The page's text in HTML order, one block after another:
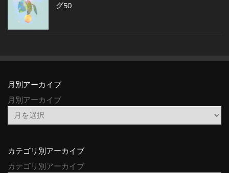
グ50
月別アーカイブ
月別アーカイブ
カテゴリ別アーカイブ
カテゴリ別アーカイブ